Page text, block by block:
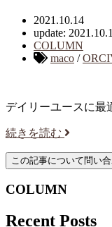
2021.10.14
update:
COLUMN
maco /
デイリーユースに最
続きを読む
COLUMN
Recent Posts